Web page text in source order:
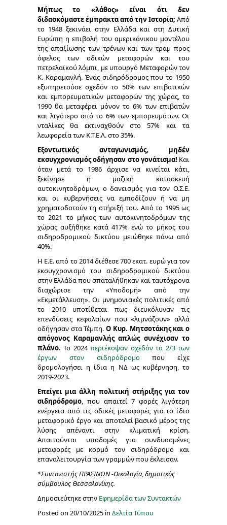
Μήπως το «λάθος» είναι ότι δεν
διδασκόμαστε έμπρακτα από την Ιστορία; Από
το 1948 ξεκινάει στην Ελλάδα και στη Δυτική
Ευρώπη η επιβολή του αμερικάνικου μοντέλου
της απαξίωσης των τρένων και των τραμ προς
όφελος των οδικών μεταφορών και του
πετρελαϊκού λόμπι, με υπουργό Μεταφορών τον
Κ. Καραμανλή. Ένας σιδηρόδρομος που το 1950
εξυπηρετούσε σχεδόν το 50% των επιβατικών
και εμπορευματικών μεταφορών της χώρας, το
1990 θα μεταφέρει μόνον το 6% των επιβατών
και λιγότερο από το 6% των εμπορευμάτων. Οι
νταλίκες θα εκτιναχθούν στο 57% και τα
λεωφορεία των Κ.Τ.Ε.Λ. στο 35%.
Εξοντωτικός ανταγωνισμός, μηδέν
εκσυγχρονισμός οδήγησαν στο γονάτισμα! Και
όταν μετά το 1986 άρχισε να κινείται κάτι,
ξεκίνησε η μαζική κατασκευή
αυτοκινητοδρόμων, ο δανεισμός για τον Ο.Σ.Ε.
και οι κυβερνήσεις να εμποδίζουν ή να μη
χρηματοδοτούν τη στήριξή του. Από το 1995 ως
το 2021 το μήκος των αυτοκινητοδρόμων της
χώρας αυξήθηκε κατά 417% ενώ το μήκος του
σιδηροδρομικού δικτύου μειώθηκε πάνω από
40%.
Η Ε.Ε. από το 2014 διέθεσε 700 εκατ. ευρώ για τον
εκσυγχρονισμό του σιδηροδρομικού δικτύου
στην Ελλάδα που σπαταλήθηκαν και ταυτόχρονα
διαχώρισε την «Υποδομή» από την
«Εκμετάλλευση». Οι μνημονιακές πολιτικές από
το 2010 υποτίθεται πως διευκόλυναν τις
επενδύσεις κεφαλαίων που «λιμνάζουν» αλλά
οδήγησαν στα Τέμπη.Ο Κυρ. Μητσοτάκης και ο
απόγονος Καραμανλής απλώς συνέχισαν το
πλάνο. Το 2024περιέκοψαν σχεδόν τα 2/3 των
έργων στον σιδηρόδρομοπου είχε
δρομολογήσει η ίδια η ΝΔ ως κυβέρνηση, το
2019-2023.
Επείγει μια άλλη πολιτική στήριξης για τον
σιδηρόδρομο, που απαιτεί 7 φορές λιγότερη
ενέργεια από τις οδικές μεταφορές για το ίδιο
μεταφορικό έργο και αποτελεί βασικό μέρος της
λύσης απέναντι στην κλιματική κρίση.
Απαιτούνται υποδομές για συνδυασμένες
μεταφορές με κορμό τον σιδηρόδρομο και
επαναλειτουργία των γραμμών που έκλεισαν.
*Συντονιστής ΠΡΑΣΙΝΩΝ -Οικολογία, δημοτικός
σύμβουλος Θεσσαλονίκης.
Δημοσιεύτηκε στην Εφημερίδα των Συντακτών
Posted on 20/10/2025 in Δελτία Τύπου